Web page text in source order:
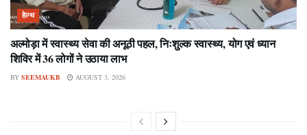
हेल्थ
अल्मोड़ा में स्वास्थ्य सेवा की अनूठी पहल, निःशुल्क स्वास्थ्य, योग एवं ध्यान
शिविर में 36 लोगों ने उठाया लाभ
BY SEEMAUKB AUGUST 3, 2026